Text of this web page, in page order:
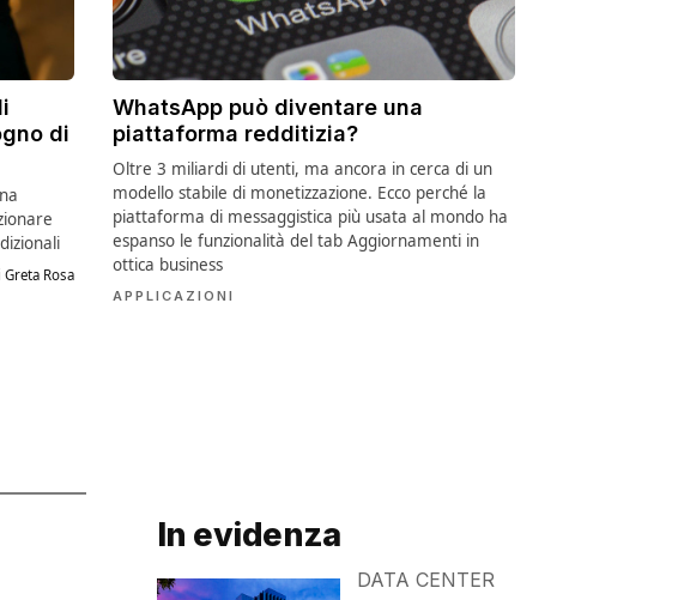
di
Greta Rosa
WhatsApp può diventare una
piattaforma redditizia?
Oltre 3 miliardi di utenti, ma ancora in cerca di un
modello stabile di monetizzazione. Ecco perché la
piattaforma di messaggistica più usata al mondo ha
espanso le funzionalità del tab Aggiornamenti in
ottica business
APPLICAZIONI
In evidenza
DATA CENTER